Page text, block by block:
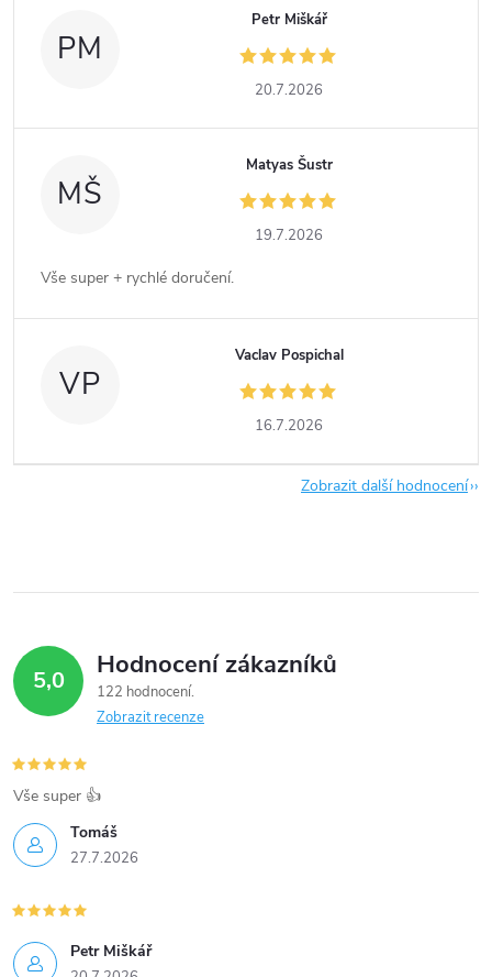
PM
Petr Miškář
20.7.2026
MŠ
Matyas Šustr
19.7.2026
Vše super + rychlé doručení.
VP
Vaclav Pospichal
16.7.2026
Zobrazit další hodnocení
5,0 Hodnocení zákazníků
122 hodnocení
Zobrazit recenze
Tomáš
27.7.2026
Vše super 👍
Petr Miškář